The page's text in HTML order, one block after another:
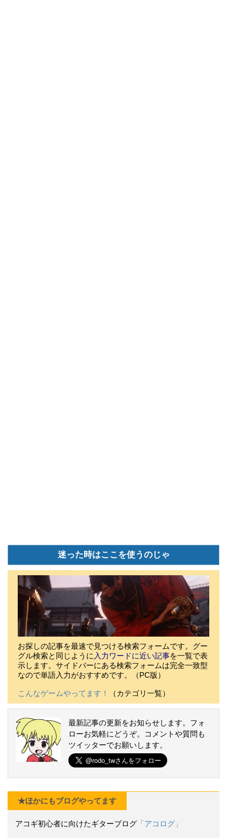
迷った時はここを使うのじゃ
お探しの記事を最速で見つける検索フォームです。グー
グル検索と同じように 入力ワードに近い記事を一覧で表
示します。サイドバーにある検索フォームは完全一致型
なので単語入力がおすすめです。（PC版）
こんなゲームやってます！ （カテゴリ一覧）
最新記事の更新をお知らせします。フォ
ローお気軽にどうぞ。コメントや質問も
ツイッターでお願いします。
★ほかにもブログやってます
アコギ初心者に向けたギターブログ 「アコログ」